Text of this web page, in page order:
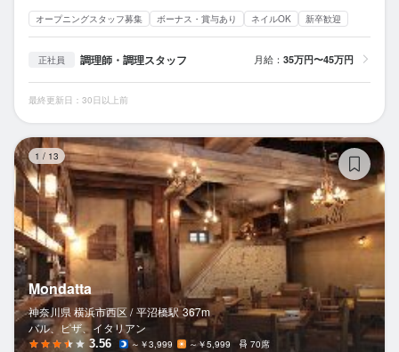
オープニングスタッフ募集 ボーナス・賞与あり ネイルOK 新卒歓迎
正社員 調理師・調理スタッフ 月給： 35万円〜45万円
最終更新日：30日以上前
1 / 13
Mondatta
神奈川県 横浜市西区 / 平沼橋駅 367m
バル、ピザ、イタリアン
3.56 ～￥3,999 ～￥5,999 70席